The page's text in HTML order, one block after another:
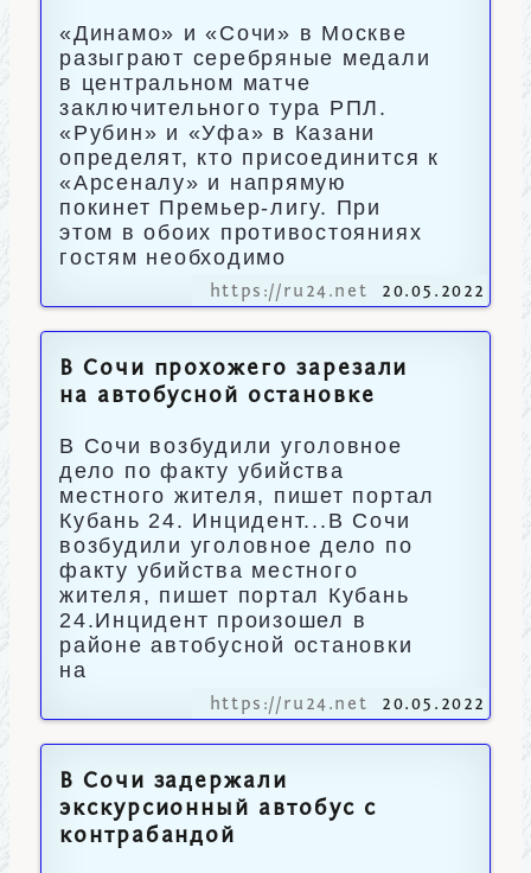
«Динамо» и «Сочи» в Москве
разыграют серебряные медали
в центральном матче
заключительного тура РПЛ.
«Рубин» и «Уфа» в Казани
определят, кто присоединится к
«Арсеналу» и напрямую
покинет Премьер-лигу. При
этом в обоих противостояниях
гостям необходимо
https://ru24.net 20.05.2022
В Сочи прохожего зарезали
на автобусной остановке
В Сочи возбудили уголовное
дело по факту убийства
местного жителя, пишет портал
Кубань 24. Инцидент...В Сочи
возбудили уголовное дело по
факту убийства местного
жителя, пишет портал Кубань
24.Инцидент произошел в
районе автобусной остановки
на
https://ru24.net 20.05.2022
В Сочи задержали
экскурсионный автобус с
контрабандой